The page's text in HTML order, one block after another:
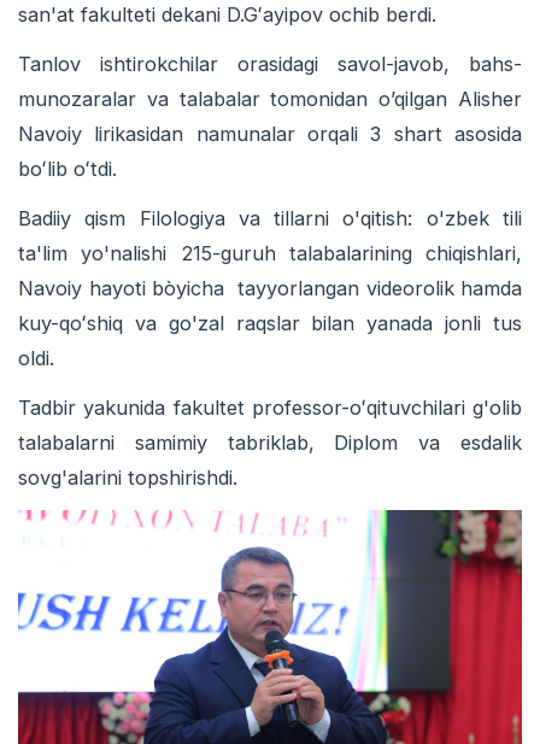
san'at fakulteti dekani D.Gʻayipov ochib berdi.
Tanlov ishtirokchilar orasidagi savol-javob, bahs-
munozaralar va talabalar tomonidan o’qilgan Alisher
Navoiy lirikasidan namunalar orqali 3 shart asosida
boʻlib oʻtdi.
Badiiy qism Filologiya va tillarni o'qitish: o'zbek tili
ta'lim yo'nalishi 215-guruh talabalarining chiqishlari,
Navoiy hayoti bòyicha tayyorlangan videorolik hamda
kuy-qoʻshiq va go'zal raqslar bilan yanada jonli tus
oldi.
Tadbir yakunida fakultet professor-oʻqituvchilari g'olib
talabalarni samimiy tabriklab, Diplom va esdalik
sovg'alarini topshirishdi.